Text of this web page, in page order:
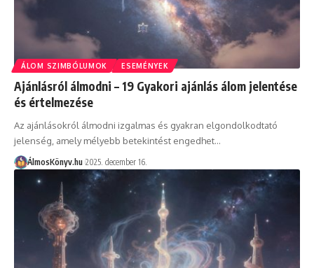
ÁLOM SZIMBÓLUMOK ESEMÉNYEK
Ajánlásról álmodni – 19 Gyakori ajánlás álom jelentése
és értelmezése
Az ajánlásokról álmodni izgalmas és gyakran elgondolkodtató
jelenség, amely mélyebb betekintést engedhet…
ÁlmosKönyv.hu 2025. december 16.